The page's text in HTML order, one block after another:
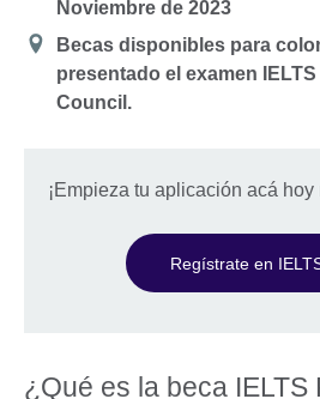
Noviembre de 2023
Dirección
Becas disponibles para
presentado el examen
Council.
¡Empieza tu aplicación acá hoy
Regístrate en
¿Qué es la beca IELTS